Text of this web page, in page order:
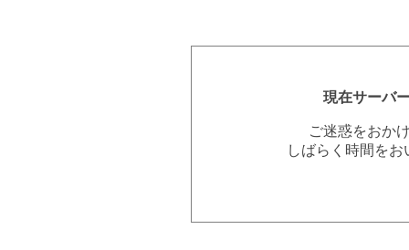
現在サーバ
ご迷惑をおか
しばらく時間を